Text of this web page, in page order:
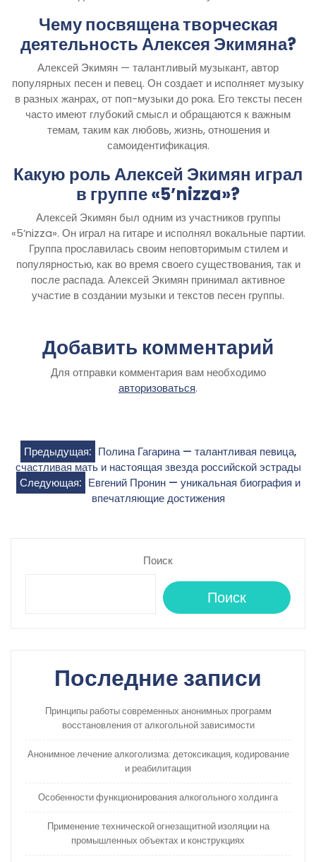
Чему посвящена творческая
деятельность Алексея Экимяна?
Алексей Экимян — талантливый музыкант, автор
популярных песен и певец. Он создает и исполняет музыку
в разных жанрах, от поп-музыки до рока. Его тексты песен
часто имеют глубокий смысл и обращаются к важным
темам, таким как любовь, жизнь, отношения и
самоидентификация.
Какую роль Алексей Экимян играл
в группе «5’nizza»?
Алексей Экимян был одним из участников группы
«5’nizza». Он играл на гитаре и исполнял вокальные партии.
Группа прославилась своим неповторимым стилем и
популярностью, как во время своего существования, так и
после распада. Алексей Экимян принимал активное
участие в создании музыки и текстов песен группы.
Добавить комментарий
Для отправки комментария вам необходимо
авторизоваться.
Навигация
по
записям
Предыдущая: Полина Гагарина — талантливая певица,
счастливая мать и настоящая звезда российской эстрады
Следующая: Евгений Пронин — уникальная биография и
впечатляющие достижения
Поиск
Поиск
Последние записи
Принципы работы современных анонимных программ
восстановления от алкогольной зависимости
Анонимное лечение алкоголизма: детоксикация, кодирование
и реабилитация
Особенности функционирования алкогольного холдинга
Применение технической огнезащитной изоляции на
промышленных объектах и конструкциях